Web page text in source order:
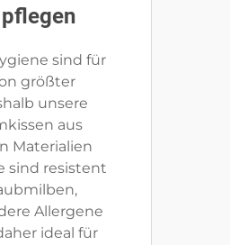
sind für
größter
unsere
aus
Materialien
sind resistent
Allergene
ideal für